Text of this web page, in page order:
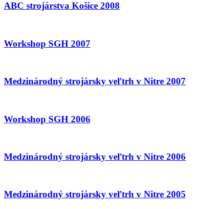
ABC strojárstva Košice 2008
Workshop SGH 2007
Medzinárodný strojársky veľtrh v Nitre 2007
Workshop SGH 2006
Medzinárodný strojársky veľtrh v Nitre 2006
Medzinárodný strojársky veľtrh v Nitre 2005